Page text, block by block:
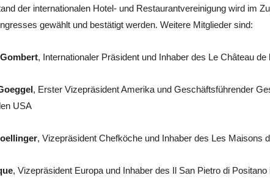
der internationalen Hotel- und Restaurantvereinigung wird im
gewählt und bestätigt werden. Weitere Mitglieder sind:
, Internationaler Präsident und Inhaber des Le Château
, Erster Vizepräsident Amerika und Geschäftsführender
USA
, Vizepräsident Chefköche und Inhaber des Les Maisons
, Vizepräsident Europa und Inhaber des Il San Pietro di Positano